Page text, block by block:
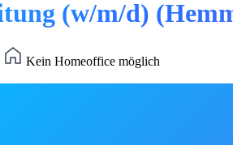
(w/m/d)
Kein Homeoffice möglich